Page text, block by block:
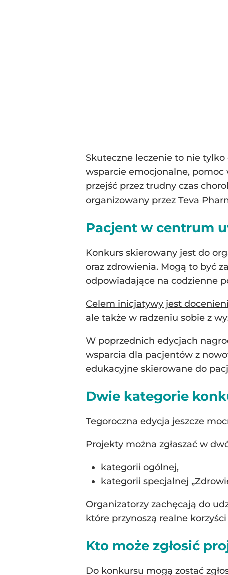
Skuteczne leczenie to nie
wsparcie emocjonalne, pomoc
przejść przez trudny czas
organizowany przez Teva
Pacjent w centrum
Konkurs skierowany jest do
oraz zdrowienia. Mogą to być
odpowiadające na codzienne
Celem inicjatywy jest
ale także w radzeniu sobie z
W poprzednich edycjach
wsparcia dla pacjentów z
edukacyjne skierowane do
Dwie kategorie
Tegoroczna edycja jeszcze
Projekty można zgłaszać w
kategorii ogólnej,
kategorii specjalnej
Organizatorzy zachęcają do
które przynoszą realne
Kto może zgłosić
Do konkursu mogą zostać